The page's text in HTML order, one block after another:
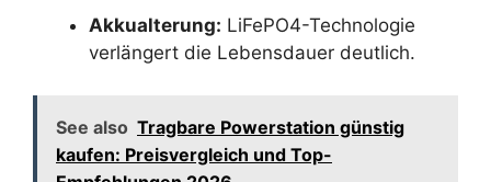
Akkualterung: LiFePO4-Technologie
verlängert die Lebensdauer deutlich.
See also Tragbare Powerstation günstig
kaufen: Preisvergleich und Top-